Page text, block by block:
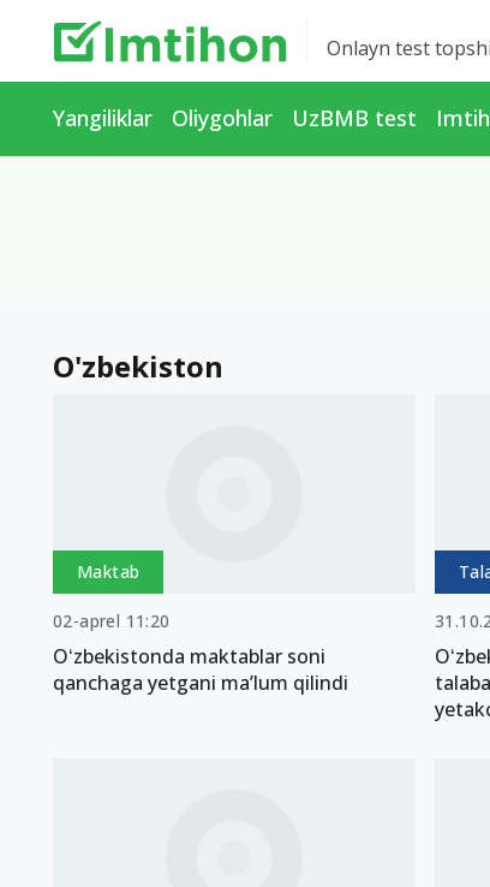
Onlayn test
Yangiliklar Oliygohlar UzBMB test
O'zbekiston
Maktab
02-aprel 11:20
Oʻzbekistonda maktablar soni
qanchaga yetgani ma’lum qilindi